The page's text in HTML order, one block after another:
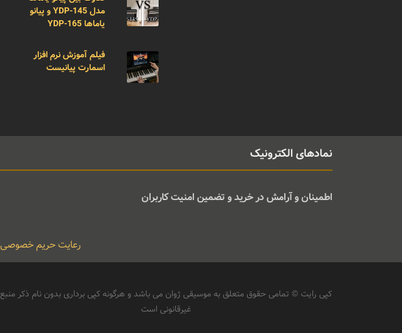
مدل YDP-145 و پیانو
یاماها YDP-165
فیلم آموزش نرم افزار
اسمارت پیانیست
نمادهای الکترونیک
اطمینان و آرامش در خرید و تضمین امنیت کاربران
رعایت حریم خصوصی
کپی رایت © تمامی حقوق متعلق به موسیقی ژوان می باشد و هرگونه کپی برداری بدون نام ذکر منبع
غیرقانونی است